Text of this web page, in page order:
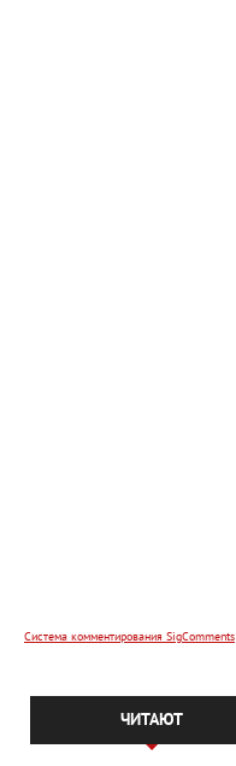
Система комментирования SigComments
ЧИТАЮТ